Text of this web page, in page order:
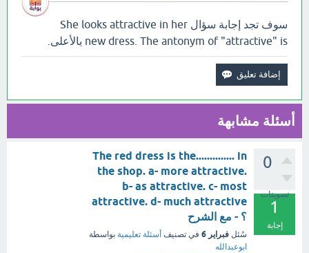
سوف تجد إجابة سؤال She looks attractive in her
new dress. The antonym of "attractive" is بالأعلى.
أسئلة مشابهة
0
تصويتات
1
إجابة
The red dress is the.............. in
the shop. a- more attractive.
b- as attractive. c- most
attractive. d- much attractive
؟ - مع الشرح
سُئل فبراير 6 في تصنيف أسئلة تعليمية بواسطة
ابوعبدالله